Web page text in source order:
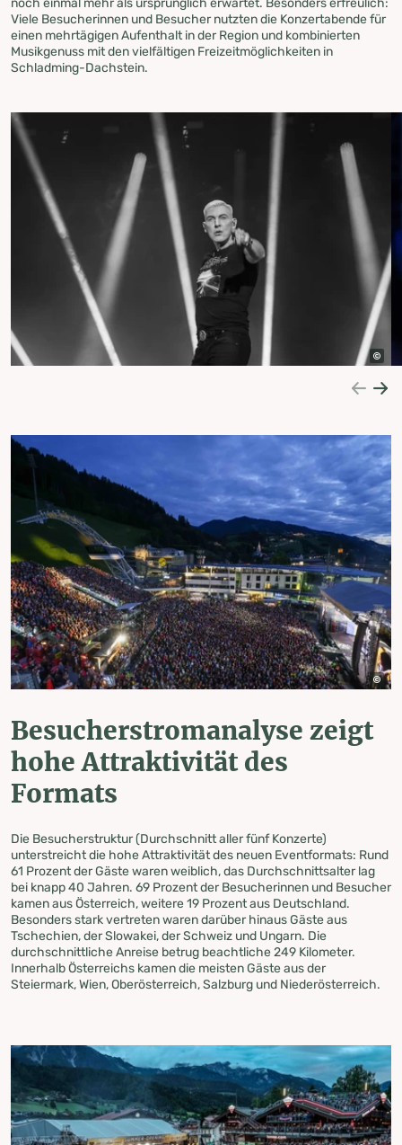
Viele Besucherinnen und Besucher nutzten die Konzertabende für
einen mehrtägigen Aufenthalt in der Region und kombinierten
Musikgenuss mit den vielfältigen Freizeitmöglichkeiten in
Schladming-Dachstein.
Besucherstromanalyse zeigt
hohe Attraktivität des
Formats
Die Besucherstruktur (Durchschnitt aller fünf Konzerte)
unterstreicht die hohe Attraktivität des neuen Eventformats: Rund
61 Prozent der Gäste waren weiblich, das Durchschnittsalter lag
bei knapp 40 Jahren. 69 Prozent der Besucherinnen und Besucher
kamen aus Österreich, weitere 19 Prozent aus Deutschland.
Besonders stark vertreten waren darüber hinaus Gäste aus
Tschechien, der Slowakei, der Schweiz und Ungarn. Die
durchschnittliche Anreise betrug beachtliche 249 Kilometer.
Innerhalb Österreichs kamen die meisten Gäste aus der
Steiermark, Wien, Oberösterreich, Salzburg und Niederösterreich.